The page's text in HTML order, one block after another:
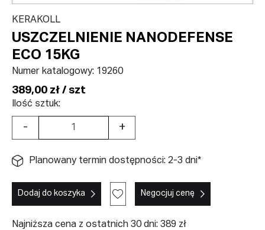
KERAKOLL
USZCZELNIENIE NANODEFENSE
ECO 15KG
Numer katalogowy: 19260
389,00 zł / szt
Ilość sztuk:
- +
Planowany termin dostępności: 2-3 dni*
Dodaj do koszyka Negocjuj cenę
Najniższa cena z ostatnich 30 dni: 389 zł